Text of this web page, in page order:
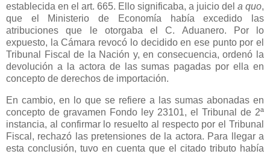
establecida en el art. 665. Ello significaba, a juicio del a quo,
que el Ministerio de Economía había excedido las
atribuciones que le otorgaba el C. Aduanero. Por lo
expuesto, la Cámara revocó lo decidido en ese punto por el
Tribunal Fiscal de la Nación y, en consecuencia, ordenó la
devolución a la actora de las sumas pagadas por ella en
concepto de derechos de importación.
En cambio, en lo que se refiere a las sumas abonadas en
concepto de gravamen Fondo ley 23101, el Tribunal de 2ª
instancia, al confirmar lo resuelto al respecto por el Tribunal
Fiscal, rechazó las pretensiones de la actora. Para llegar a
esta conclusión, tuvo en cuenta que el citado tributo había